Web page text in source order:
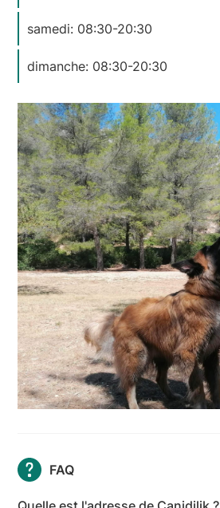
samedi: 08:30-20:30
dimanche: 08:30-20:30
FAQ